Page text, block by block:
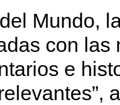
Mundo,
con
e